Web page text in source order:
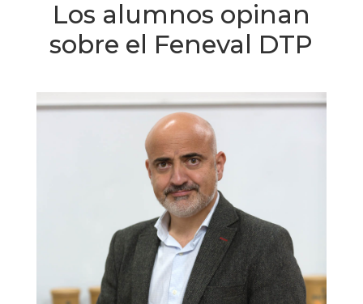
Los alumnos opinan
sobre el Feneval DTP